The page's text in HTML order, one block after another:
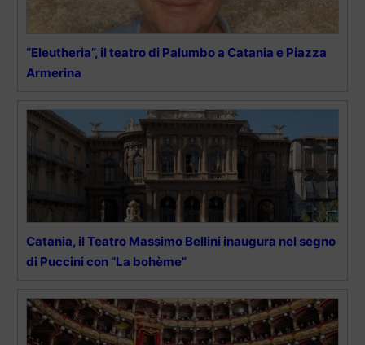
“Eleutheria”, il teatro di Palumbo a Catania e Piazza
Armerina
Catania, il Teatro Massimo Bellini inaugura nel segno
di Puccini con “La bohème”